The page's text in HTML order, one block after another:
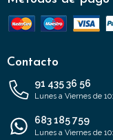
Contacto
91 435 36 56
Lunes a Viernes de
683 185 759
Lunes a Viernes de